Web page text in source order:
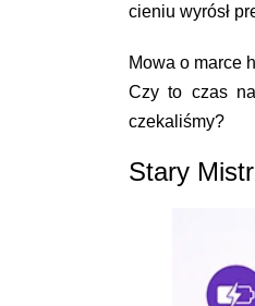
cieniu wyrósł
Mowa o marce
Czy to czas
czekaliśmy?
Stary